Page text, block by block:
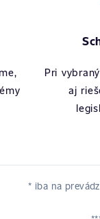
Pri
aj
* iba na